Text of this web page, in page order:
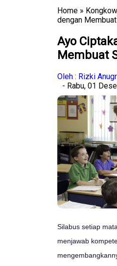
Home » Kongkow
dengan
Ayo
Membuat
Oleh : Rizki
- Rabu, 01
Silabus setiap
menjawab